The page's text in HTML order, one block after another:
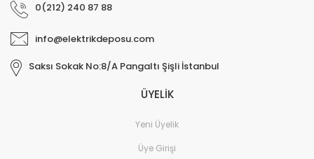
0(212) 240 87 88
info@elektrikdeposu.com
Saksı Sokak No:8/A Pangaltı Şişli İstanbul
ÜYELİK
Yeni Üyelik
Üye Girişi